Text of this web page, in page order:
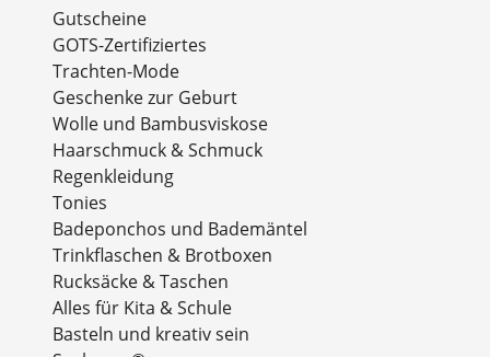
Gutscheine
GOTS-Zertifiziertes
Trachten-Mode
Geschenke zur Geburt
Wolle und Bambusviskose
Haarschmuck & Schmuck
Regenkleidung
Tonies
Badeponchos und Bademäntel
Trinkflaschen & Brotboxen
Rucksäcke & Taschen
Alles für Kita & Schule
Basteln und kreativ sein